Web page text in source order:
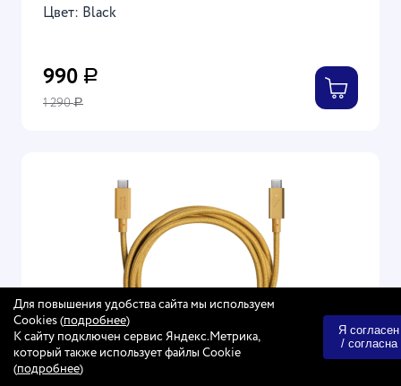
Цвет: Black
990 Р
1 290Р
Для повышения удобства сайта мы используем
Cookies (подробнее)
К сайту подключен сервис Яндекс.Метрика,
который также использует файлы Cookie
(подробнее)
Я согласен
/ согласна